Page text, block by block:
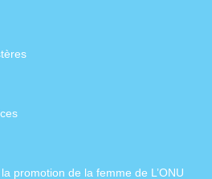
promotion de la femme de L’ONU